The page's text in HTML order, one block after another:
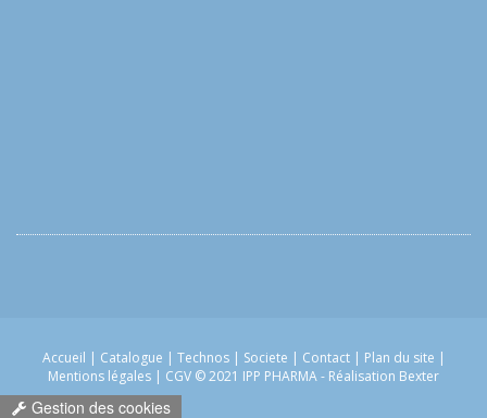
Accueil | Catalogue | Technos | Societe | Contact | Plan du site |
Mentions légales | CGV © 2021 IPP PHARMA - Réalisation Bexter
Gestion des cookies